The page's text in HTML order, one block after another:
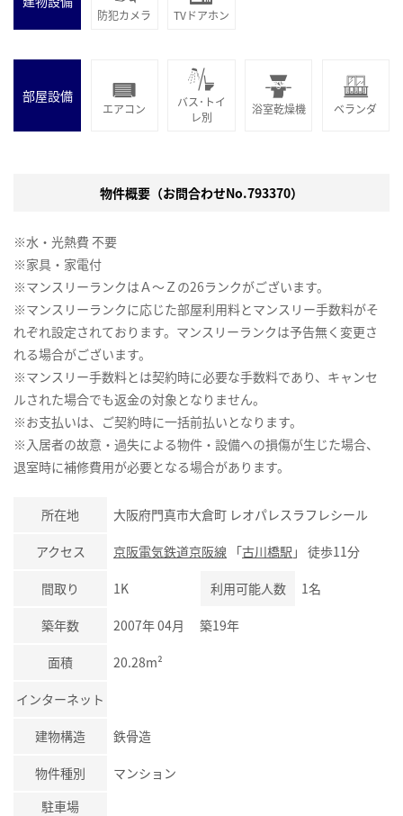
防犯カメラ TVドアホン
部屋設備
エアコン
バス･トイ
レ別
浴室乾燥機 ベランダ
物件概要（お問合わせNo.793370）
※水・光熱費 不要
※家具・家電付
※マンスリーランクはＡ～Ｚの26ランクがございます。
※マンスリーランクに応じた部屋利用料とマンスリー手数料がそ
れぞれ設定されております。マンスリーランクは予告無く変更さ
れる場合がございます。
※マンスリー手数料とは契約時に必要な手数料であり、キャンセ
ルされた場合でも返金の対象となりません。
※お支払いは、ご契約時に一括前払いとなります。
※入居者の故意・過失による物件・設備への損傷が生じた場合、
退室時に補修費用が必要となる場合があります。
所在地 大阪府門真市大倉町 レオパレスラフレシール
アクセス 京阪電気鉄道京阪線 「古川橋駅 」 徒歩11分
間取り 1K 利用可能人数 1名
築年数 2007年 04月 築19年
面積 20.28m²
インターネット
建物構造 鉄骨造
物件種別
マンション
駐車場